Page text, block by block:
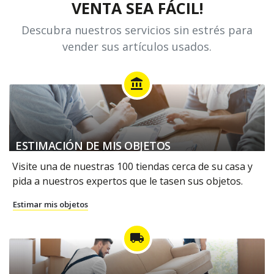
VENTA SEA FÁCIL!
Descubra nuestros servicios sin estrés para
vender sus artículos usados.
account_balance
ESTIMACIÓN DE MIS OBJETOS
Visite una de nuestras 100 tiendas cerca de su casa y
pida a nuestros expertos que le tasen sus objetos.
Estimar mis objetos
local_shipping